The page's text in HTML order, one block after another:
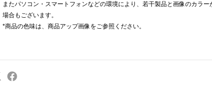
またパソコン・スマートフォンなどの環境により、若干製品と画像のカラー
場合もございます。
*商品の色味は、商品アップ画像をご参照ください。